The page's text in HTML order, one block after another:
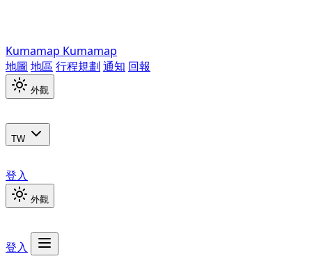
Kumamap Kumamap
地圖 地區 行程規劃 通知 回報
外觀
TW
登入
外觀
登入